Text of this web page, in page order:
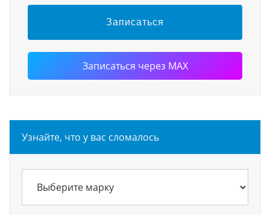
Записаться
Записаться через MAX
Узнайте, что у вас сломалось